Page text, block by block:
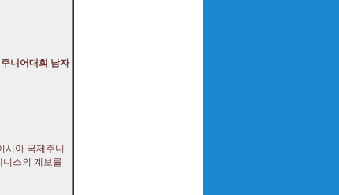
니어대회 남자
시아 국제주니
스의 계보를